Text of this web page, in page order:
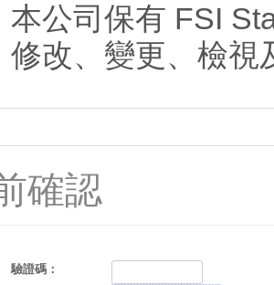
本公司保有 FSI
修改、變更、檢視
確認
驗證碼：